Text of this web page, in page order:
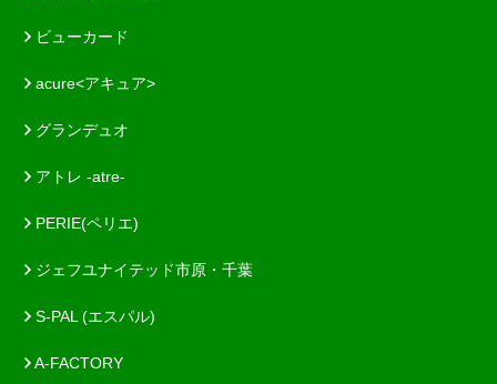
ビューカード
acure<アキュア>
グランデュオ
アトレ -atre-
PERIE(ペリエ)
ジェフユナイテッド市原・千葉
S-PAL (エスパル)
A-FACTORY